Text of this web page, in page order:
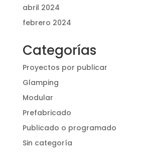
abril 2024
febrero 2024
Categorías
Proyectos por publicar
Glamping
Modular
Prefabricado
Publicado o programado
Sin categoría